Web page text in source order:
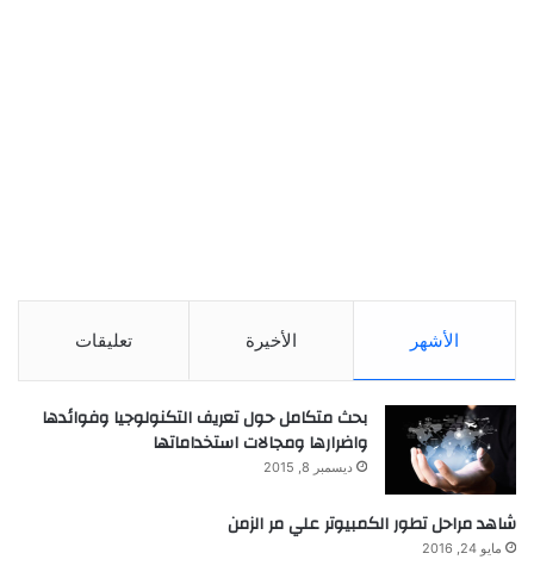
الأشهر الأخيرة تعليقات
بحث متكامل حول تعريف التكنولوجيا وفوائدها
واضرارها ومجالات استخداماتها
ديسمبر 8, 2015
شاهد مراحل تطور الكمبيوتر علي مر الزمن
مايو 24, 2016